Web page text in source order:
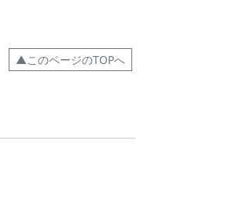
▲このページのTOPへ